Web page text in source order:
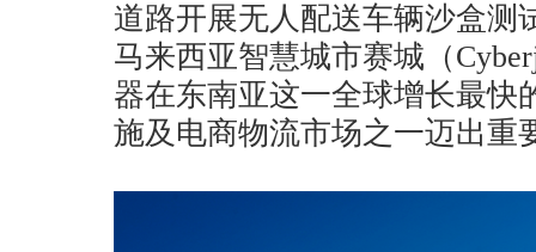
道路开展无人配送车辆沙盒测
马来西亚智慧城市赛城（
器在东南亚这一全球增长最快
施及电商物流市场之一迈出重